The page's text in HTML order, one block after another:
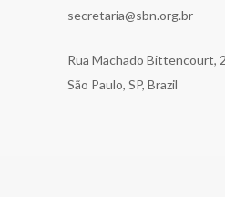
secretaria@sbn.org.br
Rua Machado Bittencourt,
São Paulo, SP, Brazil